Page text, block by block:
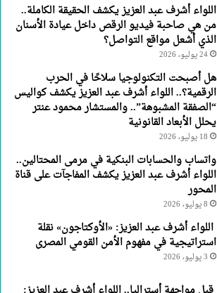
اللواء أشرف عبد العزيز يكشف الحقيقة الكاملة..
من هي صاحبة فيديو الرقص داخل عيادة الأسنان
الذي أشعل مواقع التواصل؟
24 يوليو، 2026
هل أصبحت التكنولوجيا سلاحًا في الحرب
الرقمية؟.. اللواء أشرف عبد العزيز يكشف كواليس
“الصفقة المشبوهة”.. والمستشار محمود عنتر
يحلل الأبعاد القانونية
18 يوليو، 2026
واتساب والحسابات البنكية في مرمى المحتالين..
اللواء أشرف عبد العزيز يكشف المفاجآت على قناة
المحور
8 يوليو، 2026
اللواء أشرف عبد العزيز: «الأوكتاجون» نقلة
استراتيجية في مفهوم الأمن القومي المصرى
3 يوليو، 2026